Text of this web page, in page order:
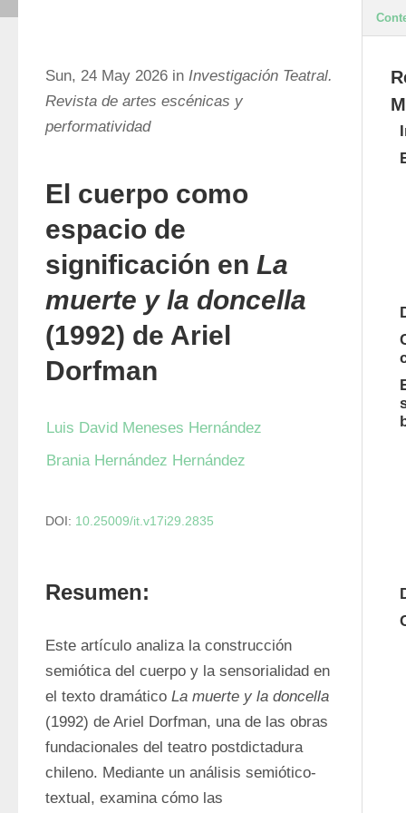
Sun, 24 May 2026 in Investigación Teatral.
Revista de artes escénicas y
performatividad
El cuerpo como
espacio de
significación en La
muerte y la doncella
(1992) de Ariel
Dorfman
Luis David Meneses Hernández
Brania Hernández Hernández
DOI: 10.25009/it.v17i29.2835
Resumen:
Este artículo analiza la construcción
semiótica del cuerpo y la sensorialidad en
el texto dramático La muerte y la doncella
(1992) de Ariel Dorfman, una de las obras
fundacionales del teatro postdictadura
chileno. Mediante un análisis semiótico-
textual, examina cómo las